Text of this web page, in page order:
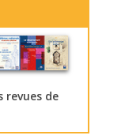
revues de